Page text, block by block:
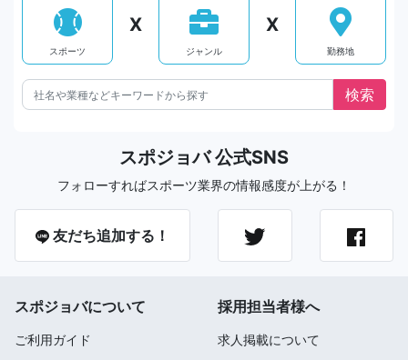
スポーツ
X
ジャンル
X
勤務地
スポジョバ 公式SNS
フォローすればスポーツ業界の情報感度が上がる！
友だち追加する！
スポジョバについて
ご利用ガイド
採用担当者様へ
求人掲載について